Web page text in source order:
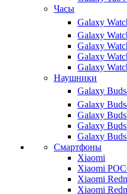
Часы
Galaxy
Galaxy
Galaxy
Galaxy
Galaxy
Наушники
Galaxy
Galaxy
Galaxy
Galaxy
Galaxy
Смартфоны
Xiaomi
Xiaomi
Xiaomi
Xiaomi